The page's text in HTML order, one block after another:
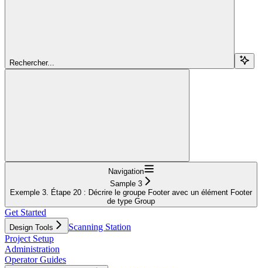
Rechercher...
Navigation
Sample 3
Exemple 3. Étape 20 : Décrire le groupe Footer avec un élément Footer
de type Group
Get Started
Design Tools
Scanning Station
Project Setup
Administration
Operator Guides